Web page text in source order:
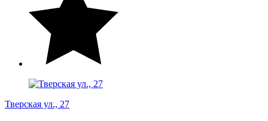
Тверская ул., 27